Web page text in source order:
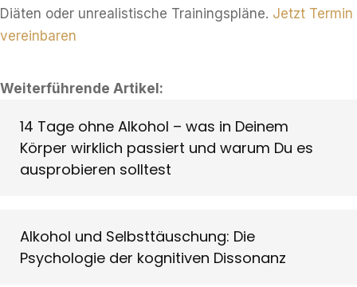
Diäten oder unrealistische Trainingspläne. Jetzt Termin
vereinbaren
Weiterführende Artikel:
14 Tage ohne Alkohol – was in Deinem
Körper wirklich passiert und warum Du es
ausprobieren solltest
Alkohol und Selbsttäuschung: Die
Psychologie der kognitiven Dissonanz